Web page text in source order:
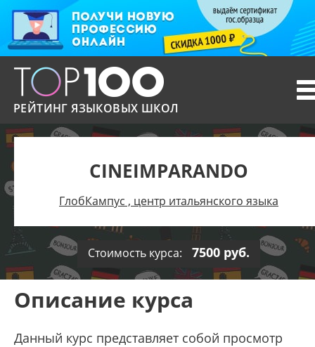
РЕЙТИНГ ЯЗЫКОВЫХ ШКОЛ
CINEIMPARANDO
ГлобКампус , центр итальянского языка
Стоимость курса: 7500 руб.
Описание курса
Данный курс представляет собой просмотр